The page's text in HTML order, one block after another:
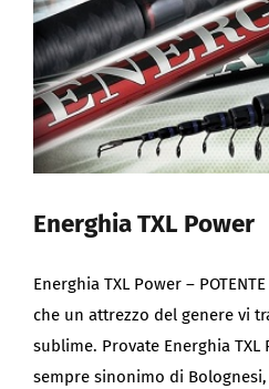
Energhia TXL Power
Energhia TXL Power –
che un attrezzo del genere vi
sublime. Provate Energhia TXL
sempre sinonimo di